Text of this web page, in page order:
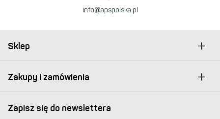
info@apspolska.pl
Sklep
Zakupy i zamówienia
Zapisz się do newslettera